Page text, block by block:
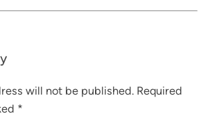
will not be published. Required
*